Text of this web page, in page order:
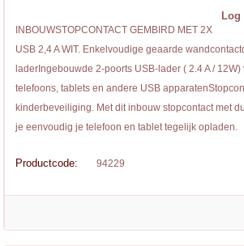
INBOUWSTOPCONTACT GEMBIRD MET 2X
USB 2,4 A WIT. Enkelvoudige geaarde
laderIngebouwde 2-poorts USB-lader ( 2.4 A /
telefoons, tablets en andere USB
kinderbeveiliging. Met dit inbouw stopcontact met
je eenvoudig je telefoon en tablet tegelijk opladen.
Productcode: 94229